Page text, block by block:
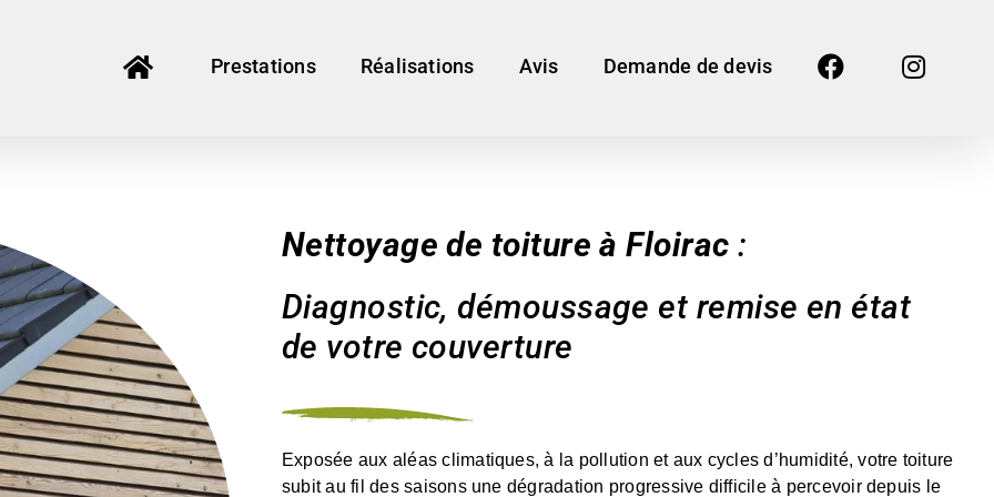
Prestations Réalisations Avis Demande de devis
Nettoyage de toiture à Floirac :
Diagnostic, démoussage et remise en état
de votre couverture
Exposée aux aléas climatiques, à la pollution et aux cycles d’humidité, votre toiture
subit au fil des saisons une dégradation progressive difficile à percevoir depuis le